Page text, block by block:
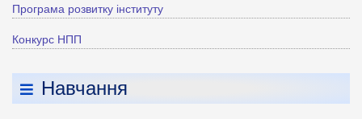
Програма розвитку інституту
Конкурс НПП
Навчання